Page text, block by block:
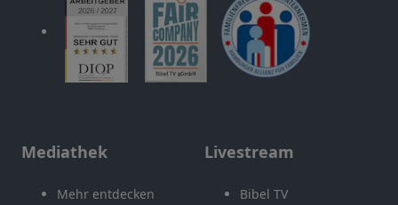
Mediathek
Mehr entdecken
Livestream
Bibel TV